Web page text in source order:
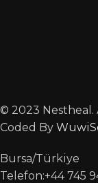
© 2023 Nestheal.
Coded By
Bursa/Türkiye
Telefon:+44 745